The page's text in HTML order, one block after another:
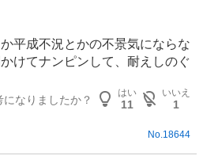
平成不況とかの不景気にならな
けてナンピンして、耐えしのぐ
なりましたか？
はい
11
いいえ
1
No.18644